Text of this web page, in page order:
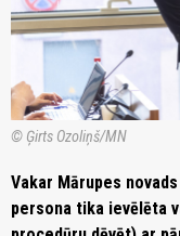
© Ģirts Ozoliņš/MN
Vakar Mārupes
persona tika ievēlēta